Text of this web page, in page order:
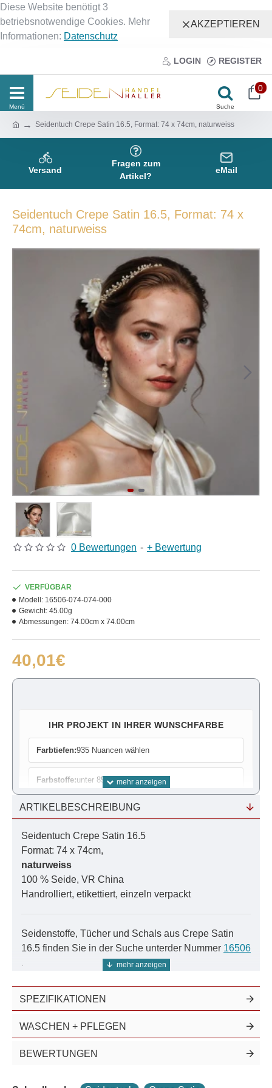
Diese Website benötigt 3
betriebsnotwendige Cookies. Mehr
Informationen: Datenschutz
AKZEPTIEREN
LOGIN REGISTER
0
Seidentuch Crepe Satin 16.5, Format: 74 x 74cm, naturweiss
Versand
Fragen zum
Artikel?
eMail
Seidentuch Crepe Satin 16.5, Format: 74 x
74cm, naturweiss
0 Bewertungen - + Bewertung
40,01€
VERFÜGBAR
Modell: 16506-074-074-000
Gewicht: 45.00g
Abmessungen: 74.00cm x 74.00cm
IHR PROJEKT IN IHRER WUNSCHFARBE
Farbtiefen:935 Nuancen wählen
Farbstoffe:unter 85 Farben wählen
Farbrechner:Bedarf ermitteln
Färbe-Anleitung:Schritt für Schritt
Farbmuster:
Das Farbsystem:Als PDF zum download
ARTIKELBESCHREIBUNG
Seidentuch Crepe Satin 16.5
Format: 74 x 74cm,
naturweiss
100 % Seide, VR China
Handrolliert, etikettiert, einzeln verpackt
Seidenstoffe, Tücher und Schals aus Crepe Satin
16.5 finden Sie in der Suche unterder Nummer 16506
.
die Unterseite matt und samtig ist.
Die Einsatzmöglichkeiten von Crêpe Satin sind sehr
vielseitig: Durch den herrlichen Glanz und den
SPEZIFIKATIONEN
WASCHEN + PFLEGEN
BEWERTUNGEN